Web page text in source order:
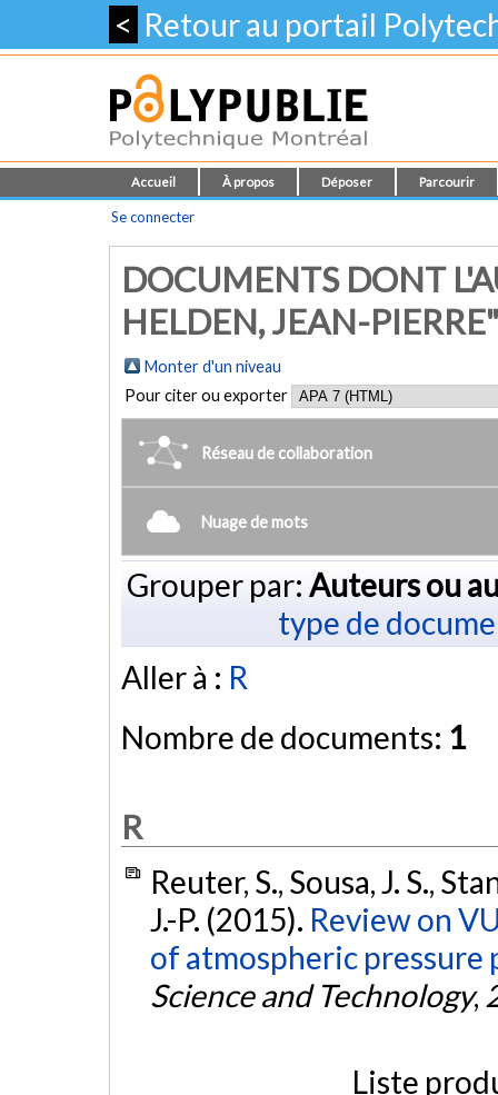
< Retour au portail
Accueil À propos Déposer Parcourir
Se connecter
DOCUMENTS DONT
HELDEN, JEAN-PIERRE"
Monter d'un niveau
Pour citer ou exporter
Réseau de collaboration
Nuage de mots
Grouper par: Auteurs ou
type de
Aller à : R
Nombre de documents: 1
R
Reuter, S., Sousa, J. S.,
J.-P. (2015). Review on
of atmospheric pressure
Science and Technology,
Liste